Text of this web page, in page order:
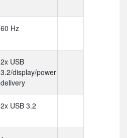
60 Hz
2x USB
3.2/display/power
delivery
2x USB 3.2